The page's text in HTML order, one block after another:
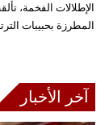
الإطلالات الفخمة،
المطرزة بحبيبات
آخر الأخبار